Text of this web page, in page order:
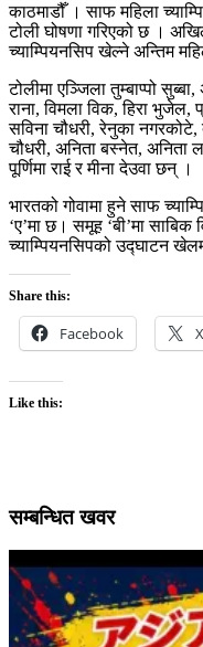
काठमाडौँ । साफ महिला
टोली घोषणा गरिएको छ ।
च्याम्पियनसिप खेल्ने अन्तिम
टोलीमा एञ्जिला तुम्बाप्पो
राना, विमला विक, हिरा भुजेल,
सविना चौधरी, रेनुका नगरकोटे,
चौधरी, अनिता बस्नेत, अनिता
पूर्णिमा राई र मीना देउवा छन् ।
भारतको गोवामा हुने साफ
‘ए’मा छ। समूह ‘बी’मा
च्याम्पियनसिपको उद्घाटन
Share this:
Facebook X
Like this:
सम्बन्धित खवर